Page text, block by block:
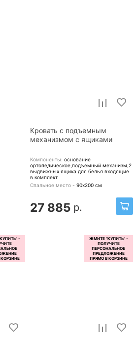
Кровать с подъемным
механизмом с ящиками
Компоненты: основание
ортопедическое,подъемный механизм,2
выдвижных ящика для белья входящие
в комплект
Спальное место - 90х200 см
27 885 р.